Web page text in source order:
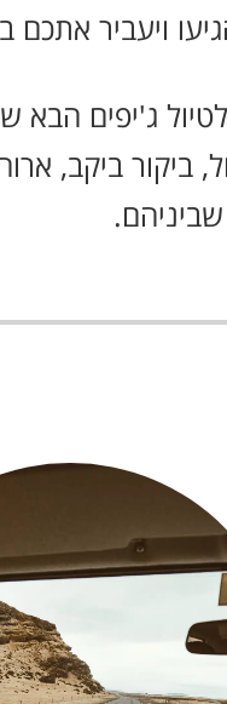
ויעביר אתכם
לטיול ג'יפים
ביקור ביקב,